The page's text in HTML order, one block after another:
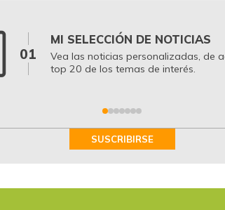
01
MI SELECCIÓN DE NOTICIAS
Vea las noticias personalizadas, de
top 20 de los temas de interés.
SUSCRIBIRSE